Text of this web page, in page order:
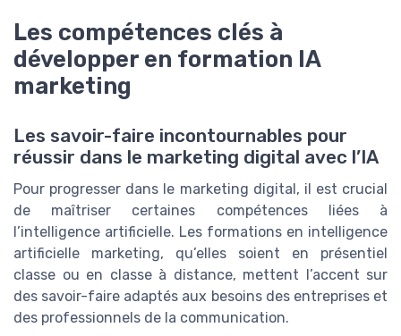
Les compétences clés à
développer en formation IA
marketing
Les savoir-faire incontournables pour
réussir dans le marketing digital avec l’IA
Pour progresser dans le marketing digital, il est crucial
de maîtriser certaines compétences liées à
l’intelligence artificielle. Les formations en intelligence
artificielle marketing, qu’elles soient en présentiel
classe ou en classe à distance, mettent l’accent sur
des savoir-faire adaptés aux besoins des entreprises et
des professionnels de la communication.